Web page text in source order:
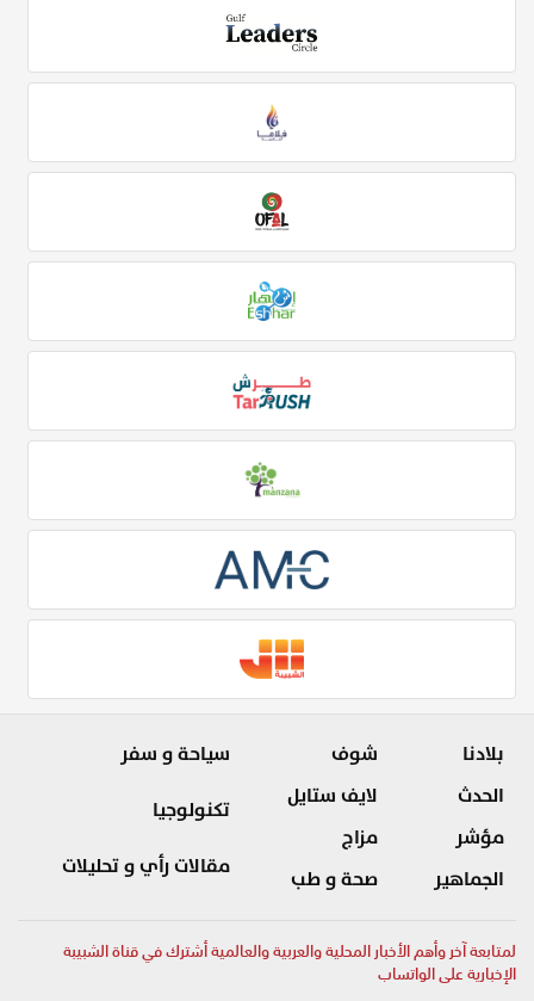
بلادنا
الحدث
مؤشر
الجماهير
شوف
لايف ستايل
مزاج
صحة و طب
سياحة و سفر
تكنولوجيا
مقالات رأي و تحليلات
لمتابعة آخر وأهم الأخبار المحلية والعربية والعالمية أشترك في قناة الشبيبة
الإخبارية على الواتساب